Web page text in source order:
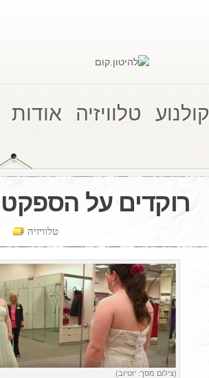
קולנוע טלוויזיה אודות
רוקדים על
טלוויזיה
(צילום מסך: יוטיוב)